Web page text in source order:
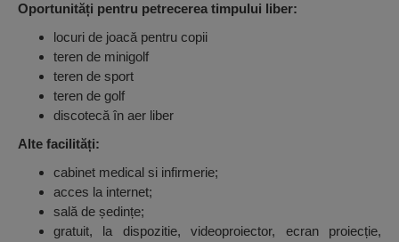
Oportunități pentru petrecerea timpului liber:
locuri de joacă pentru copii
teren de minigolf
teren de sport
teren de golf
discotecă în aer liber
Alte facilități:
cabinet medical si infirmerie;
acces la internet;
sală de ședințe;
gratuit, la dispozitie, videoproiector, ecran proiecție,